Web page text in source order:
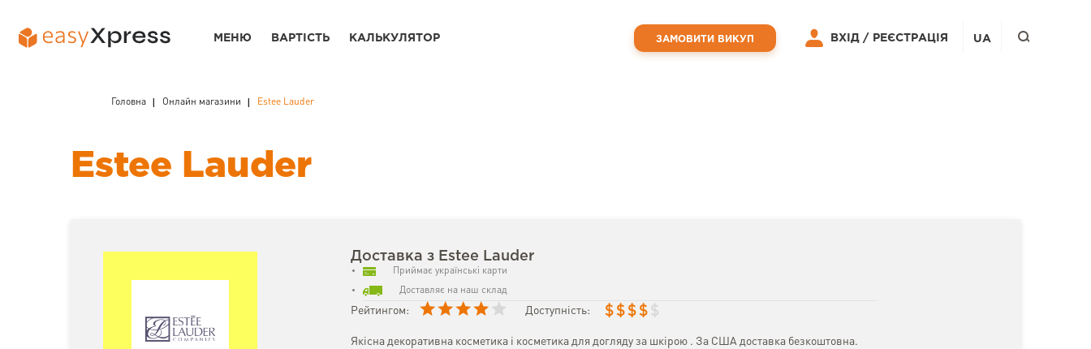
Estee Lauder
Головна Онлайн магазини Estee Lauder
Доставка з Estee Lauder
Приймає українські карти
Доставляє на наш склад
Рейтингом: Доступність: $ $ $ $ $
Якісна декоративна косметика і косметика для догляду за шкірою . За США доставка безкоштовна.
МЕНЮ ВАРТІСТЬ КАЛЬКУЛЯТОР ЗАМОВИТИ ВИКУП ВХІД / РЕЄСТРАЦІЯ UA